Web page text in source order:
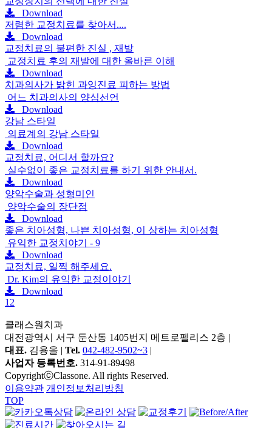
Download
저렴한 교정치료를 찾아서....
Download
교정치료의 불편한 진실 , 재발
교정치료 후의 재발에 대한 올바른 이해
Download
치과의사가 밝힌 과잉진료 피하는 방법
어느 치과의사의 양심선언
Download
강남 스타일
의료계의 강남 스타일
Download
교정치료, 어디서 할까요?
실수없이 좋은 교정치료를 하기 위한 안내서.
Download
양악수술과 성형미인
양악수술의 장단점
Download
좋은 치아성형, 나쁜 치아성형, 이 상하는 치아성형
유익한 교정치야기 - 9
Download
교정치료, 일찍 해주세요.
Dr. Kim의 유익한 교정이야기
Download
12
클래스원치과
대전광역시 서구 둔산동 1405번지 메트로펠리스 2층
대표. 김용을 | Tel. 042-482-9502~3
사업자 등록번호. 314-91-89498
CopyrightⓒClassone. All rights Reserved.
이용약관 개인정보처리방침
TOP